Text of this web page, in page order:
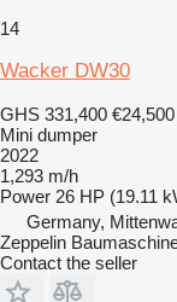
14
Wacker DW30
GHS 331,400 €24,500
Mini dumper
2022
1,293 m/h
Power 26 HP (19.11
Germany,
Zeppelin
Contact the seller